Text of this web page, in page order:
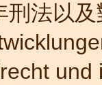
刑法以
und